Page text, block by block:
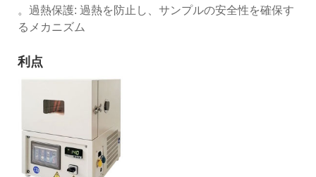
。過熱保護: 過熱を防止し、サンプルの安全性を確保す
るメカニズム
利点